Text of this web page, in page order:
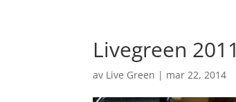
Livegreen 2011
av Live Green | mar 22, 2014